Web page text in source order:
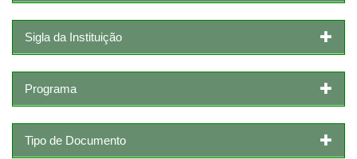
Sigla da Instituição
Programa
Tipo de Documento